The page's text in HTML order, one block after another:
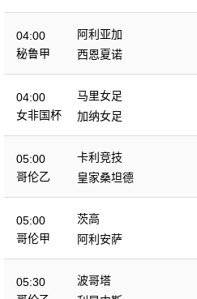
04:00
秘鲁甲
阿利亚加
西恩夏诺
04:00
女非国杯
马里女足
加纳女足
05:00
哥伦乙
卡利竞技
皇家桑坦德
05:00
哥伦甲
茨高
阿利安萨
05:30
波哥塔